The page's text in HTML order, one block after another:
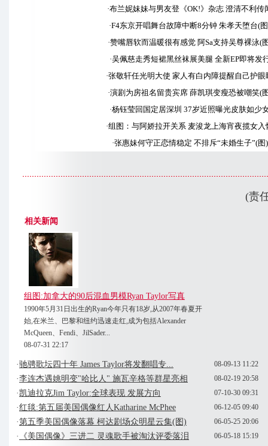
·布兰妮妹妹与男友登《OK!》杂志 澄清不利传
·F4东京开唱舞台故障中断8分钟 朱孝天堕台(
·赞嘴唇软而温暖很有感觉 阿Sa支持吴尊裸泳(
·吴佩慈走秀短裙黑丝袜展美腿 全新EP即将发
·张敬轩任光明大使 家人有白内障提醒自己护眼
·演剧为房祖名留贵宾席 薛凯琪变瘦恐被嘲笑(
·杨钰莹回国定居深圳 37岁近照曝光皮肤如少
·组图：与阿娇拉开关系 麦浚龙上海宵夜揽女入
·张惠妹何守正恋情稳定 不排斥“未婚生子”(图)
(责
相关新闻
组图:加拿大的90后混血男模Ryan Taylor写真
1990年5月31日出生的Ryan今年只有18岁,从2007年春夏开
始,在米兰、巴黎和纽约迅速走红,成为包括Alexander
McQueen、Fendi、JilSader...
08-07-31 22:17
08-09-13 11:22
·驰骋歌坛四十年 James Taylor将发翻唱专...
08-02-19 20:58
·李连杰遇姚明变"哈比人" 施瓦辛格等群星亮相
07-10-30 09:31
·凯迪拉克Jim Taylor:全球表现 发展方向
06-12-05 09:40
·红毯:第五届美国偶像红人Katharine McPhee
06-05-25 20:06
·第五季美国偶像落幕 柯达剧场众明星云集(图)
06-05-18 15:19
·
《美国偶像》三进二 灵魂歌手被淘汰评委落泪